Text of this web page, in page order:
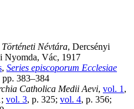
Névtára, Dercsényi
Nyomda, Vác, 1917
, Series episcoporum Ecclesiae
pp. 383–384
Catholica Medii Aevi, vol. 1 ,
vol. 3, p. 325; vol. 4, p. 356;